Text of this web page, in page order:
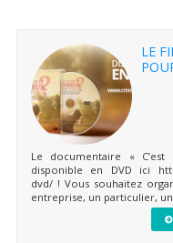
LE
Le documentaire «
disponible en DVD ici
dvd/ ! Vous souhaitez
entreprise, un particulier,